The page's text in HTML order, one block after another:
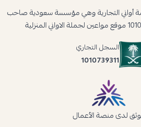
أواني التجارية وهي مؤسسة سعودية صاحب
السجل التجاري
1010739311
لدى منصة الأعمال